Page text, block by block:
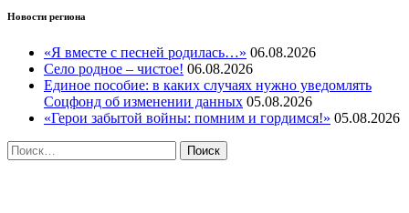
Новости региона
«Я вместе с песней родилась…» 06.08.2026
Село родное – чистое! 06.08.2026
Единое пособие: в каких случаях нужно уведомлять
Соцфонд об изменении данных 05.08.2026
«Герои забытой войны: помним и гордимся!» 05.08.2026
Найти: